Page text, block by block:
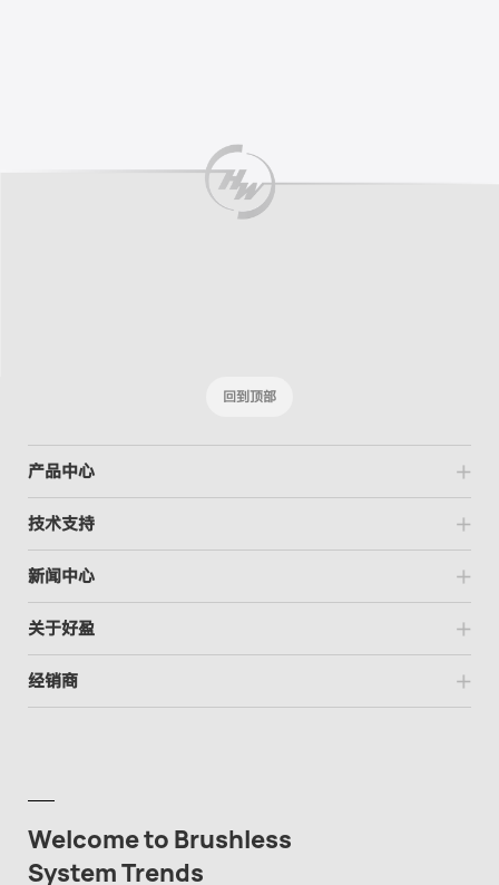
回到顶部
产品中心
技术支持
新闻中心
关于好盈
经销商
Welcome to Brushless
System Trends